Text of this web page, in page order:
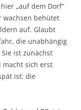
„auf dem Dorf“
wachsen behütet
auf. Glaubt
die unabhängig
ist zunächst
sich erst
ist: die